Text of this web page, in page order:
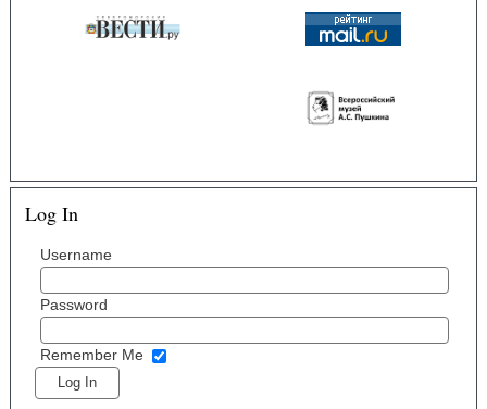
Log In
Username
Password
Remember Me